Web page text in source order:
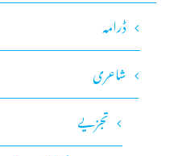
ڈرامہ
شاعری
تجزیے